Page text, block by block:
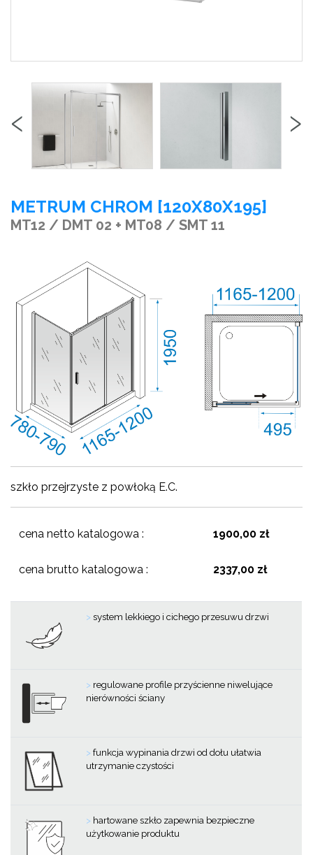
‹ ›
METRUM CHROM [120X80X195]
MT12 / DMT 02 + MT08 / SMT 11
szkło przejrzyste z powłoką E.C.
cena netto katalogowa : 1900,00 zł
cena brutto katalogowa : 2337,00 zł
>system lekkiego i cichego przesuwu drzwi
> regulowane profile przyścienne niwelujące
nierówności ściany
>funkcja wypinania drzwi od dołu ułatwia
utrzymanie czystości
> hartowane szkło zapewnia bezpieczne
użytkowanie produktu